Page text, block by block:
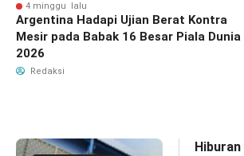
4 minggu lalu
Argentina Hadapi Ujian Berat Kontra
Mesir pada Babak 16 Besar Piala Dunia
2026
Redaksi
Hiburan